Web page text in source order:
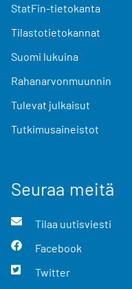
StatFin-tietokanta
Tilastotietokannat
Suomi lukuina
Rahanarvonmuunnin
Tulevat julkaisut
Tutkimusaineistot
Seuraa meitä
Tilaa uutisviesti
Facebook
Twitter